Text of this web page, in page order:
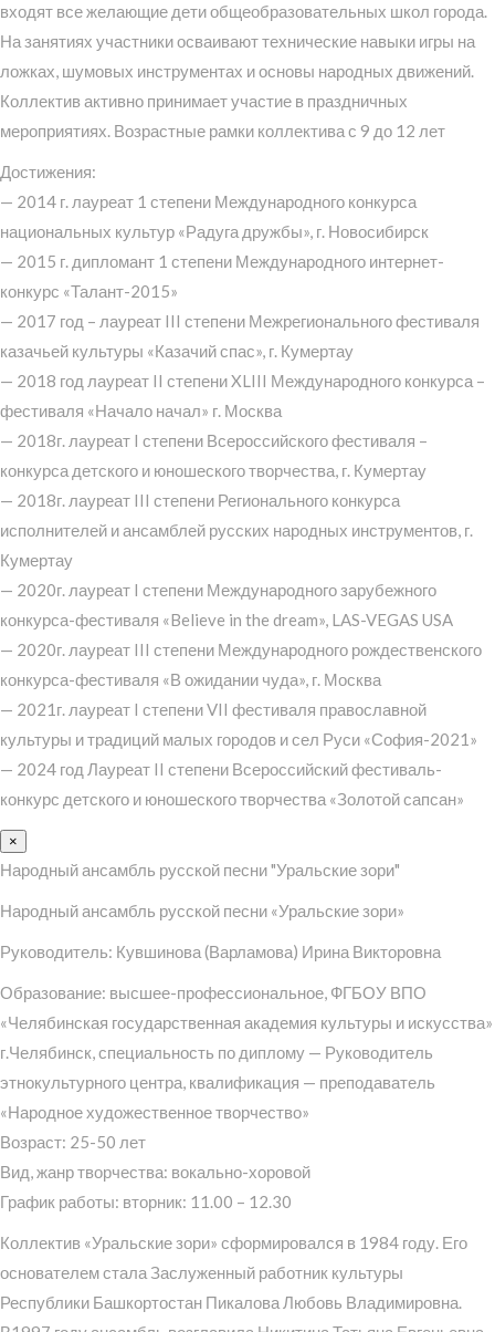
входят все желающие дети общеобразовательных школ города.
На занятиях участники осваивают технические навыки игры на
ложках, шумовых инструментах и основы народных движений.
Коллектив активно принимает участие в праздничных
мероприятиях. Возрастные рамки коллектива с 9 до 12 лет
Достижения:
— 2014 г. лауреат 1 степени Международного конкурса
национальных культур «Радуга дружбы», г. Новосибирск
— 2015 г. дипломант 1 степени Международного интернет-
конкурс «Талант-2015»
— 2017 год – лауреат III степени Межрегионального фестиваля
казачьей культуры «Казачий спас», г. Кумертау
— 2018 год лауреат II степени XLIII Международного конкурса –
фестиваля «Начало начал» г. Москва
— 2018г. лауреат I степени Всероссийского фестиваля –
конкурса детского и юношеского творчества, г. Кумертау
— 2018г. лауреат III степени Регионального конкурса
исполнителей и ансамблей русских народных инструментов, г.
Кумертау
— 2020г. лауреат I степени Международного зарубежного
конкурса-фестиваля «Believe in the dream», LAS-VEGAS USA
— 2020г. лауреат III степени Международного рождественского
конкурса-фестиваля «В ожидании чуда», г. Москва
— 2021г. лауреат I степени VII фестиваля православной
культуры и традиций малых городов и сел Руси «София-2021»
— 2024 год Лауреат II степени Всероссийский фестиваль-
конкурс детского и юношеского творчества «Золотой сапсан»
×
Народный ансамбль русской песни "Уральские зори"
Народный ансамбль русской песни «Уральские зори»
Руководитель: Кувшинова (Варламова) Ирина Викторовна
Образование: высшее-профессиональное, ФГБОУ ВПО
«Челябинская государственная академия культуры и искусства»
г.Челябинск, специальность по диплому — Руководитель
этнокультурного центра, квалификация — преподаватель
«Народное художественное творчество»
Возраст: 25-50 лет
Вид, жанр творчества: вокально-хоровой
График работы: вторник: 11.00 – 12.30
Коллектив «Уральские зори» сформировался в 1984 году. Его
основателем стала Заслуженный работник культуры
Республики Башкортостан Пикалова Любовь Владимировна.